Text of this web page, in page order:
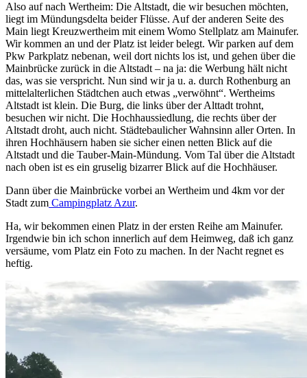
Also auf nach Wertheim: Die Altstadt, die wir besuchen möchten,
liegt im Mündungsdelta beider Flüsse. Auf der anderen Seite des
Main liegt Kreuzwertheim mit einem Womo Stellplatz am Mainufer.
Wir kommen an und der Platz ist leider belegt. Wir parken auf dem
Pkw Parkplatz nebenan, weil dort nichts los ist, und gehen über die
Mainbrücke zurück in die Altstadt – na ja: die Werbung hält nicht
das, was sie verspricht. Nun sind wir ja u. a. durch Rothenburg an
mittelalterlichen Städtchen auch etwas „verwöhnt“. Wertheims
Altstadt ist klein. Die Burg, die links über der Alttadt trohnt,
besuchen wir nicht. Die Hochhaussiedlung, die rechts über der
Altstadt droht, auch nicht. Städtebaulicher Wahnsinn aller Orten. In
ihren Hochhäusern haben sie sicher einen netten Blick auf die
Altstadt und die Tauber-Main-Mündung. Vom Tal über die Altstadt
nach oben ist es ein gruselig bizarrer Blick auf die Hochhäuser.
Dann über die Mainbrücke vorbei an Wertheim und 4km vor der
Stadt zum Campingplatz Azur.
Ha, wir bekommen einen Platz in der ersten Reihe am Mainufer.
Irgendwie bin ich schon innerlich auf dem Heimweg, daß ich ganz
versäume, vom Platz ein Foto zu machen. In der Nacht regnet es
heftig.